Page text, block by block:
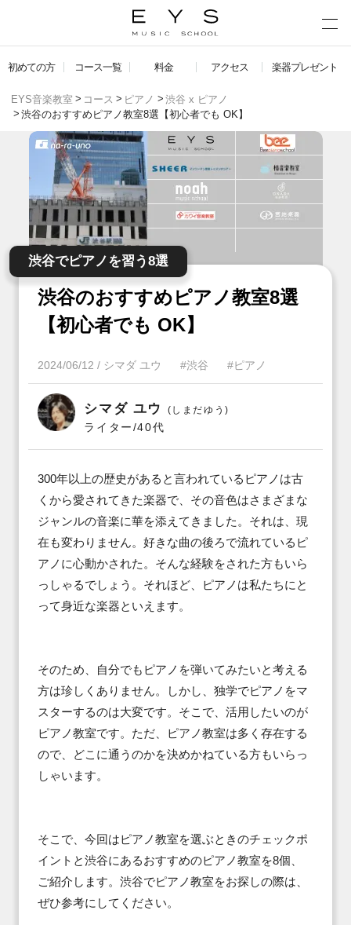
初めての方 コース一覧 料金 アクセス 楽器プレゼント
EYS音楽教室 コース ピアノ
渋谷 x ピアノ
渋谷のおすすめピアノ教室8選【初心者でも OK】
渋谷のおすすめピアノ教室8選
【初心者でも OK】
渋谷でピアノを習う8選
2024/06/12 / シマダ ユウ #渋谷 #ピアノ
シマダ ユウ (しまだゆう)
ライター/40代
300年以上の歴史があると言われているピアノは古
くから愛されてきた楽器で、その音色はさまざまな
ジャンルの音楽に華を添えてきました。それは、現
在も変わりません。好きな曲の後ろで流れているピ
アノに心動かされた。そんな経験をされた方もいら
っしゃるでしょう。それほど、ピアノは私たちにと
って身近な楽器といえます。
そのため、自分でもピアノを弾いてみたいと考える
方は珍しくありません。しかし、独学でピアノをマ
スターするのは大変です。そこで、活用したいのが
ピアノ教室です。ただ、ピアノ教室は多く存在する
ので、どこに通うのかを決めかねている方もいらっ
しゃいます。
そこで、今回はピアノ教室を選ぶときのチェックポ
イントと渋谷にあるおすすめのピアノ教室を8個、
ご紹介します。渋谷でピアノ教室をお探しの際は、
ぜひ参考にしてください。